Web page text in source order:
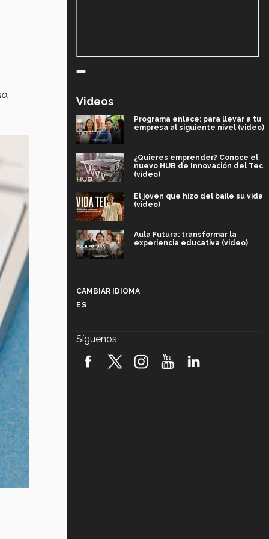
Videos
Programa enlace: para llevar a tu
empresa al siguiente nivel (video)
¿Quieres emprender? Conoce el
nuevo HUB de Innovación del Tec
(video)
El joven que hizo del baile su vida
(video)
Aula Futura: transformar la
experiencia educativa (video)
robótica FIRST 2026! (video)
CAMBIAR IDIOMA
ES
Síguenos